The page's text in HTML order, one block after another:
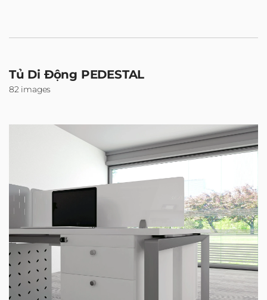
Tủ Di Động PEDESTAL
82 images